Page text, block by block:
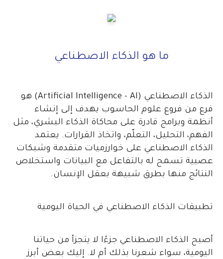
ما هو الذكاء الاصطناعي
الذكاء الاصطناعي (Artificial Intelligence - AI) هو
فرع من فروع علوم الحاسوب يهدف إلى إنشاء
أنظمة وبرامج قادرة على محاكاة الذكاء البشري، مثل
الفهم، التحليل، التعلّم، واتخاذ القرارات. يعتمد
الذكاء الاصطناعي على خوارزميات متقدمة وشبكات
عصبية تسمح له بالتفاعل مع البيانات واستخلاص
النتائج منها بطرق شبيهة بعقل الإنسان.
تطبيقات الذكاء الاصطناعي في الحياة اليومية
أصبح الذكاء الاصطناعي جزءًا لا يتجزأ من حياتنا
اليومية، سواء شعرنا بذلك أم لا. إليك بعض أبرز